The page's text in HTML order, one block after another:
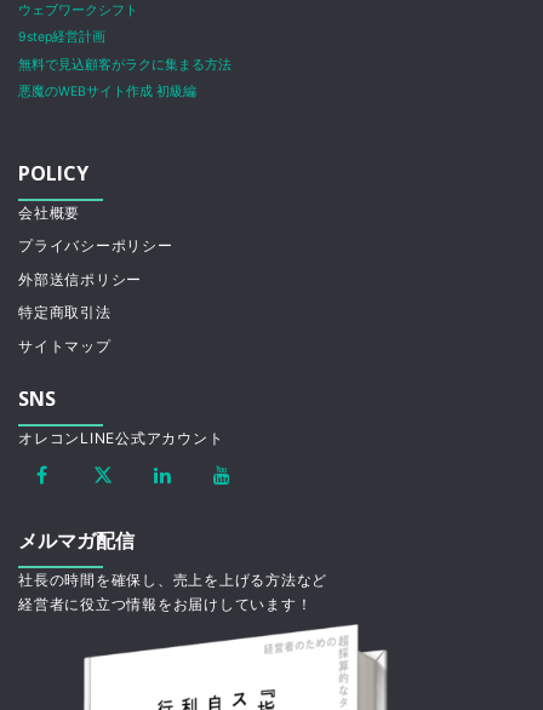
ウェブワークシフト
9step経営計画
無料で見込顧客がラクに集まる方法
悪魔のWEBサイト作成 初級編
POLICY
会社概要
プライバシーポリシー
外部送信ポリシー
特定商取引法
サイトマップ
SNS
オレコンLINE公式アカウント
メルマガ配信
社長の時間を確保し、売上を上げる方法など
経営者に役立つ情報をお届けしています！